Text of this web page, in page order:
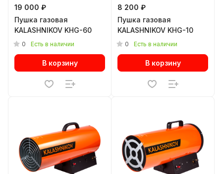
19 000 ₽
Пушка газовая
KALASHNIKOV KHG-60
0 Есть в наличии
В корзину
8 200 ₽
Пушка газовая
KALASHNIKOV KHG-10
0 Есть в наличии
В корзину